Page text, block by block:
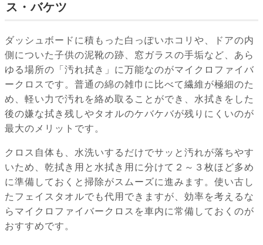
ス・バケツ
ダッシュボードに積もった白っぽいホコリや、ドアの内
側についた子供の泥靴の跡、窓ガラスの手垢など、あら
ゆる場所の「汚れ拭き」に万能なのがマイクロファイバ
ークロスです。普通の綿の雑巾に比べて繊維が極細のた
め、軽い力で汚れを絡め取ることができ、水拭きをした
後の嫌な拭き残しやタオルのケバケバが残りにくいのが
最大のメリットです。
クロス自体も、水洗いするだけでサッと汚れが落ちやす
いため、乾拭き用と水拭き用に分けて２～３枚ほど多め
に準備しておくと掃除がスムーズに進みます。使い古し
たフェイスタオルでも代用できますが、効率を考えるな
らマイクロファイバークロスを車内に常備しておくのが
おすすめです。